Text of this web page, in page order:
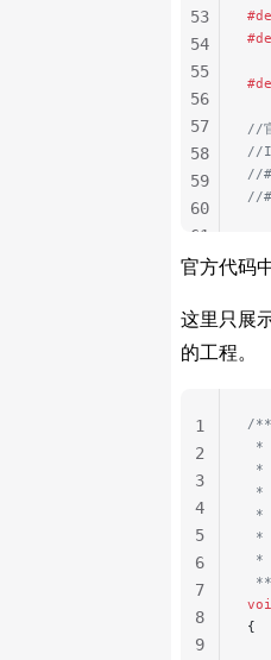
//
//
//
//
53
54
55
56
57
58
59
60
61
62
64
65
68
69
70
71
72
官方代码
这里只展
的工程。
/
*
*
*
*
*
*
{
1
2
3
4
5
6
7
8
9